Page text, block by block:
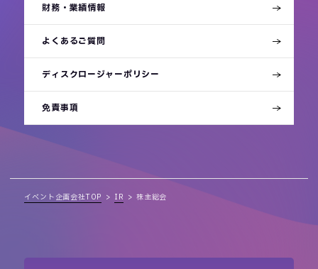
財務・業績情報
よくあるご質問
ディスクロージャーポリシー
免責事項
イベント企画会社TOP IR 株主総会